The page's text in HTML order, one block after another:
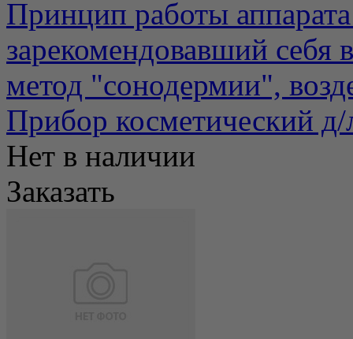
Принцип работы
зарекомендовавший себя
метод "сонодермии",
Прибор косметический
Нет в наличии
Заказать